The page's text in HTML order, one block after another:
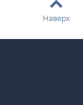
Наверх